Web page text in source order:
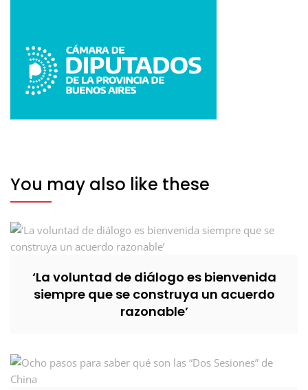
You may also like these
‘La voluntad de diálogo es bienvenida
siempre que se construya un acuerdo
razonable’